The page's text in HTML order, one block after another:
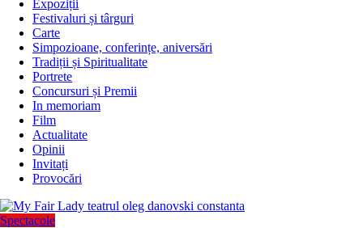
Expoziții
Festivaluri și târguri
Carte
Simpozioane, conferințe, aniversări
Tradiții și Spiritualitate
Portrete
Concursuri și Premii
In memoriam
Film
Actualitate
Opinii
Invitați
Provocări
Spectacole